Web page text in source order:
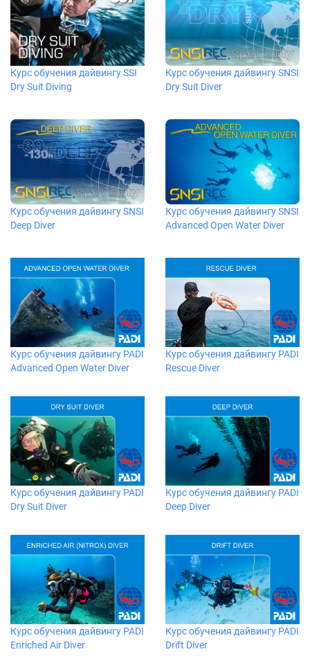
Курс обучения дайвингу SSI
Dry Suit Diving
Курс обучения дайвингу SNSI
Dry Suit Diver
Курс обучения дайвингу SNSI
Deep Diver
Курс обучения дайвингу SNSI
Advanced Open Water Diver
Курс обучения дайвингу PADI
Advanced Open Water Diver
Курс обучения дайвингу PADI
Rescue Diver
Курс обучения дайвингу PADI
Dry Suit Diver
Курс обучения дайвингу PADI
Deep Diver
Курс обучения дайвингу PADI
Enriched Air Diver
Курс обучения дайвингу PADI
Drift Diver